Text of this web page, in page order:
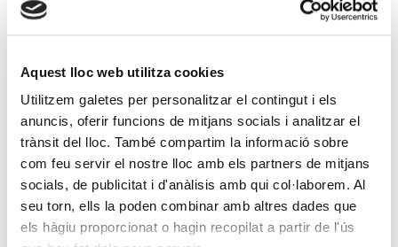
Aquest lloc web utilitza cookies
Utilitzem galetes per personalitzar el contingut i els
anuncis, oferir funcions de mitjans socials i analitzar el
trànsit del lloc. També compartim la informació sobre
com feu servir el nostre lloc amb els partners de mitjans
socials, de publicitat i d'anàlisis amb qui col·laborem. Al
seu torn, ells la poden combinar amb altres dades que
els hàgiu proporcionat o hagin recopilat a partir de l'ús
l’eficiència del banc, i suposa un pas més en el procés
de millora contínua dels serveis que l’entitat posa a
abans de finalitzar l’any.
Aquest canvi permetrà ampliar l’horari d’atenció al
client, que passarà de l’actual, de dilluns a divendres de
8.30 a 18 h, al següent: de dilluns a divendres de 8 a 20
h, els dissabtes de 9 a 15 h, i permetrà també oferir
servei de targetes 24 hores els 365 dies de l’any. D’altra
banda, disposar d’un Servei d’Atenció al Client